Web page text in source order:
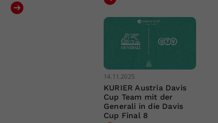
14.11.2025
KURIER Austria Davis
Cup Team mit der
Generali in die Davis
Cup Final 8